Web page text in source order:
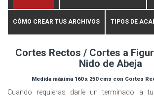
CÓMO CREAR TUS ARCHIVOS TIPOS DE
Cortes Rectos / Cortes a
Nido de Abeja
Medida máxima 160 x 250 cms con Cortes
Cuando requieras darle un terminado a tu